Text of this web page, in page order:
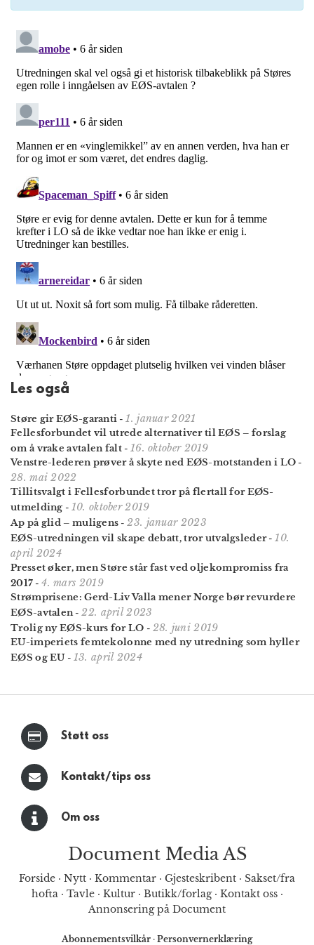
Les også
Støre gir EØS-garanti -1. januar 2021
Fellesforbundet vil utrede alternativer til EØS – forslag
om å vrake avtalen falt- 16. oktober 2019
Venstre-lederen prøver å skyte ned EØS-motstanden i LO -
28. mai 2022
Tillitsvalgt i Fellesforbundet tror på flertall for EØS-
utmelding - 10. oktober 2019
Ap på glid – muligens -23. januar 2023
EØS-utredningen vil skape debatt, tror utvalgsleder-10.
april 2024
Presset øker, men Støre står fast ved oljekompromiss fra
2017 -4. mars 2019
Strømprisene: Gerd-Liv Valla mener Norge bør revurdere
EØS-avtalen-22. april 2023
Trolig ny EØS-kurs for LO - 28. juni 2019
EU-imperiets femtekolonne med ny utredning som hyller
EØS og EU- 13. april 2024
Støtt oss
Kontakt/tips oss
Om oss
Document Media AS
Forside · Nytt · Kommentar · Gjesteskribent · Sakset/fra
hofta· Tavle· Kultur· Butikk/forlag· Kontakt oss·
Annonsering på Document
Abonnementsvilkår · Personvernerklæring